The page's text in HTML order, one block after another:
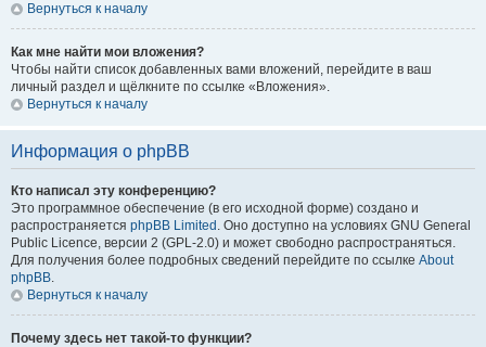
Вернуться к началу
Как мне найти мои вложения?
Чтобы найти список добавленных вами вложений, перейдите в ваш
личный раздел и щёлкните по ссылке «Вложения».
Вернуться к началу
Информация о phpBB
Кто написал эту конференцию?
Это программное обеспечение (в его исходной форме) создано и
распространяется phpBB Limited . Оно доступно на условиях GNU General
Public Licence, версии 2 (GPL-2.0) и может свободно распространяться.
Для получения более подробных сведений перейдите по ссылке About
phpBB.
Вернуться к началу
Почему здесь нет такой-то функции?